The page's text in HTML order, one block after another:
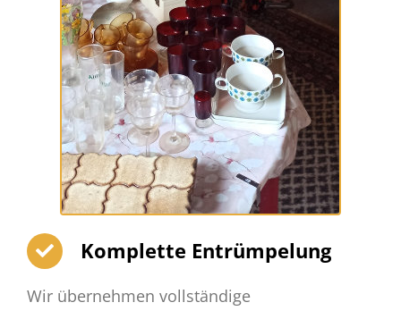
Komplette Entrümpelung
Wir übernehmen vollständige